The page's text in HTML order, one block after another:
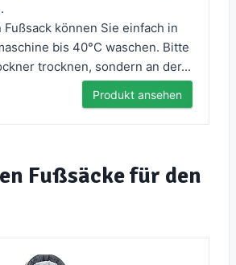
Fußsack können Sie einfach in
bis 40°C waschen. Bitte
trocknen, sondern an der...
Produkt ansehen
Fußsäcke für den